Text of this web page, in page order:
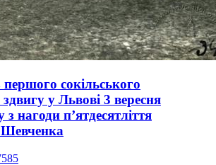
сокільського
у Львові 3 вересня
з нагоди п’ятдесятліття
Шевченка